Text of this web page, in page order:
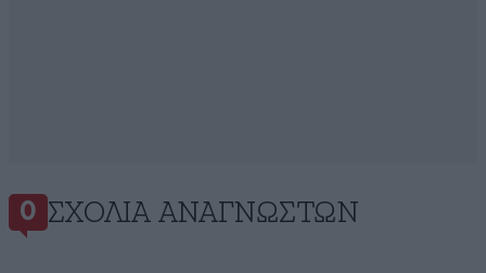
0 ΣΧΌΛΙΑ ΑΝΑΓΝΩΣΤΏΝ